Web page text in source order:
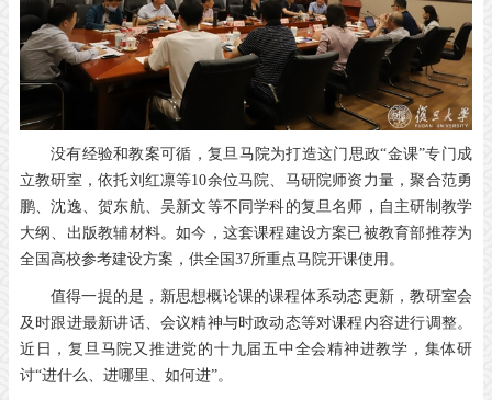
没有经验和教案可循，复旦马院为打造这门思政“金课”专门成
立教研室，依托刘红凛等10余位马院、马研院师资力量，聚合范勇
鹏、沈逸、贺东航、吴新文等不同学科的复旦名师，自主研制教学
大纲、出版教辅材料。如今，这套课程建设方案已被教育部推荐为
全国高校参考建设方案，供全国37所重点马院开课使用。
值得一提的是，新思想概论课的课程体系动态更新，教研室会
及时跟进最新讲话、会议精神与时政动态等对课程内容进行调整。
近日，复旦马院又推进党的十九届五中全会精神进教学，集体研
讨“进什么、进哪里、如何进”。